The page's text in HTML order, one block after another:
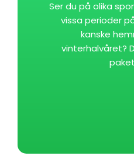
Ser du på olika
vissa perioder
kanske
vinterhalvåret?